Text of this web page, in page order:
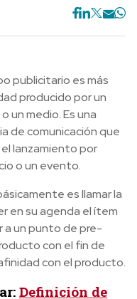
publicitario es más
producido por un
un medio. Es una
de comunicación que
lanzamiento por
o un evento.
es llamar la
en su agenda el ítem
a un punto de pre-
con el fin de
con el producto.
Definición de